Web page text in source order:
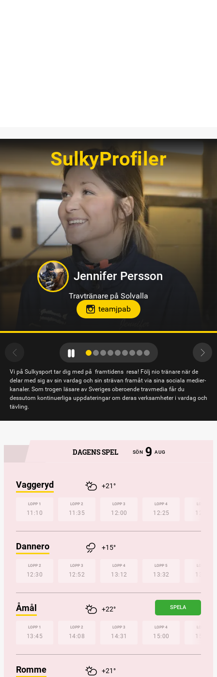
SulkyProfiler
Philip Di Luca
Travtränare på Sundbyholmstravet i Eskilstuna
hloclucaboy
Vi på Sulkysport tar dig med på framtidens resa! Följ nio tränare när de
delar med sig av sin vardag och sin strävan framåt via sina sociala medier-
kanaler. Som trogen läsare av Sveriges oberoende travmedia får du
dessutom kontinuerliga uppdateringar om deras verksamheter i vardag och
tävling.
DAGENS SPEL SÖN 9 AUG
Vaggeryd +21°
LOPP 1
11:10
LOPP 2
11:35
LOPP 3
12:00
LOPP 4
12:25 12:50
Dannero +15°
LOPP 2
12:30
LOPP 3
12:52
LOPP 4
13:12
LOPP 5
13:32 13:52
Åmål +22° SPELA
LOPP 1
13:45
LOPP 2
14:08
LOPP 3
14:31
LOPP 4
15:00 15:22
Romme +21°